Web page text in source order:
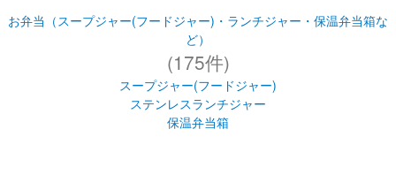
お弁当（スープジャー(フードジャー)・ランチジャー・保温弁当箱な
ど）
(175件)
スープジャー(フードジャー)
ステンレスランチジャー
保温弁当箱